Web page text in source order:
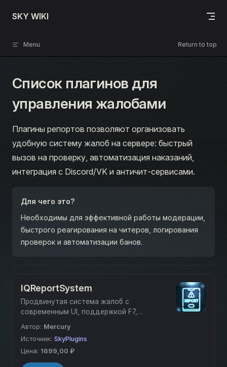
Skip to content
SKY WIKI
Menu Return to top
Список плагинов для
управления жалобами
Плагины репортов позволяют организовать
удобную систему жалоб на сервере: быстрый
вызов на проверку, автоматизация наказаний,
интеграция с Discord/VK и античит-сервисами.
Для чего это?
Необходимы для эффективной работы модерации,
быстрого реагирования на читеров, логирования
проверок и автоматизации банов.
IQReportSystem
Продвинутая система жалоб с
современным UI, поддержкой F7,
уведомлениями модераторов и
интеграцией с RCC, OzProtect, Discord и
VK.
Автор: Mercury
Источник: SkyPlugins
Цена: 1699,00 ₽